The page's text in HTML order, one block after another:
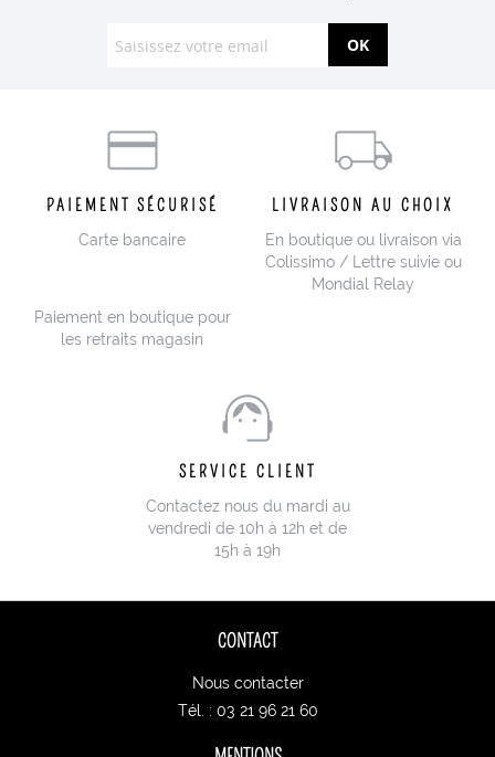
OK
PAIEMENT SÉCURISÉ
Carte bancaire
Paiement en boutique pour
les retraits magasin
LIVRAISON AU CHOIX
En boutique ou livraison via
Colissimo / Lettre suivie ou
Mondial Relay
SERVICE CLIENT
Contactez nous du mardi au
vendredi de 10h à 12h et de
15h à 19h
CONTACT
Nous contacter
Tél. : 03 21 96 21 60